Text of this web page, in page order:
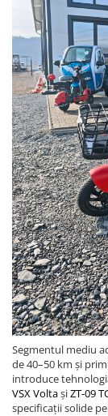
Segmentul mediu
de 40–50 km și
introduce
VSX VoltașiZT-09
specificații solide